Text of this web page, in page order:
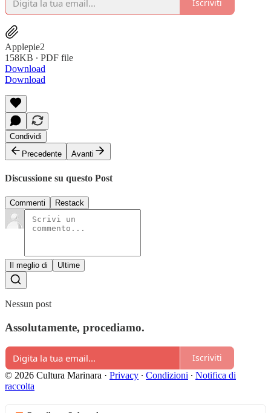
Iscriviti
Applepie2
158KB ∙ PDF file
Download
Download
Condividi
Precedente
Avanti
Discussione su questo Post
Commenti Restack
Il meglio di Ultime
Nessun post
Assolutamente, procediamo.
Iscriviti
© 2026 Cultura Marinara · Privacy ∙ Condizioni ∙ Notifica di
raccolta